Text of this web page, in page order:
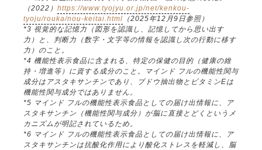
（2022） https://www.tyojyu.or.jp/net/kenkou-
tyoju/rouka/nou-keitai.html （2025年12月9日参照）
*3 視覚的な記憶力（図形を認識し、記憶してから思い出す
力）と、判断力（数字・文字等の情報を認識し次の行動に移す
力）のこと。
*4 機能性表示食品に含まれる、特定の保健の目的（健康の維
持・増進等）に資する成分のこと。マインド フルの機能性関与
成分はアスタキサンチンであり、ブドウ抽出物とビタミンEは
機能性関与成分ではありません。
*5 マインド フルの機能性表示食品としての届け出情報に、ア
スタキサンチン（機能性関与成分）が脳に直接とどくというメ
カニズムが明記されているため。
*6 マインド フルの機能性表示食品としての届け出情報に、ア
スタキサンチンは抗酸化作用により酸化ストレスを軽減し、脳